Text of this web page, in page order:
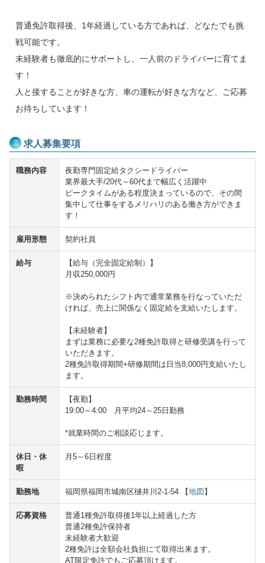
普通免許取得後、1年経過している方であれば、どなたでも挑
戦可能です。
未経験者も徹底的にサポートし、一人前のドライバーに育てま
す！
人と接することが好きな方、車の運転が好きな方など、ご応募
お待ちしています！
求人募集要項
職務内容
夜勤専門固定給タクシードライバー
業界最大手/20代～60代まで幅広く活躍中
ピークタイムがある程度決まっているので、その間
集中して仕事をするメリハリのある働き方ができま
す！
雇用形態 契約社員
給与
【給与（完全固定給制）】
月収250,000円
※決められたシフト内で通常業務を行なっていただ
ければ、売上に関係なく固定給を支給いたします。
【未経験者】
まずは業務に必要な2種免許取得と研修受講を行って
いただきます。
2種免許取得期間+研修期間は日当8,000円支給いたし
ます。
勤務時間
【夜勤】
19:00～4:00 月平均24～25日勤務
*就業時間のご相談応じます。
休日・休
暇
月5～6日程度
勤務地 福岡県福岡市城南区樋井川2-1-54 【地図】
応募資格
普通1種免許取得後1年以上経過した方
普通2種免許保持者
未経験者大歓迎
2種免許は全額会社負担にて取得出来ます。
AT限定免許でもご応募頂けます。